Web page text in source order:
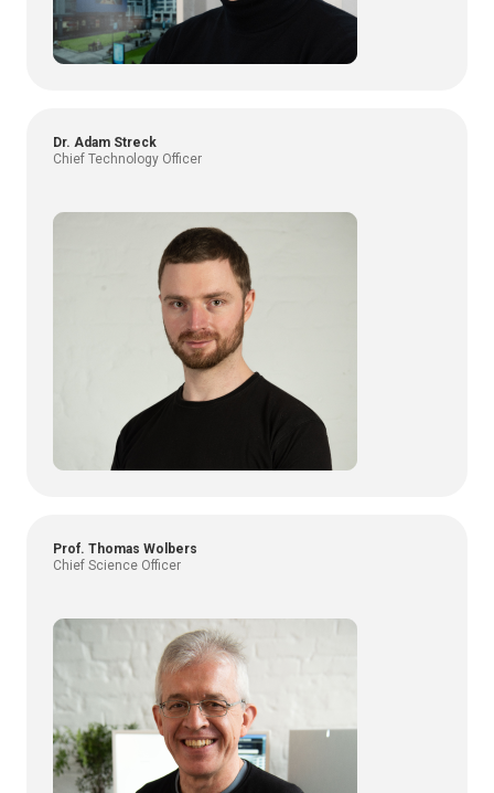
Dr. Adam Streck
Chief Technology Officer
Prof. Thomas Wolbers
Chief Science Officer